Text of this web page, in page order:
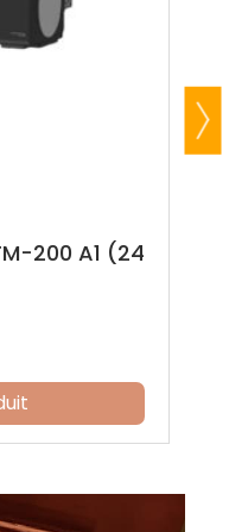
200 A1 (24